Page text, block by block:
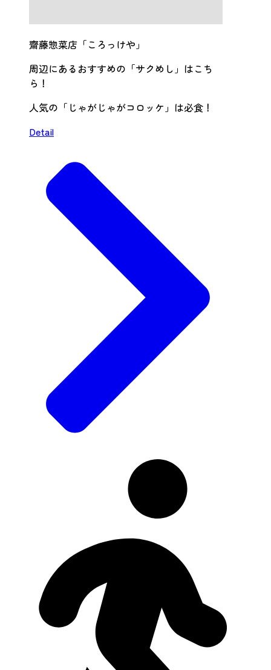
齋藤惣菜店「ころっけや」
周辺にあるおすすめの「サクめし」はこち
ら！
人気の「じゃがじゃがコロッケ」は必食！
Detail